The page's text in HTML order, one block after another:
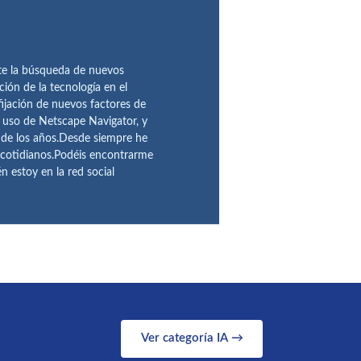
la búsqueda de nuevos
de la tecnología en el
de nuevos factores de
de Netscape Navigator, y
los años.Desde siempre he
encontrarme
estoy en la red social
Ver categoría IA →